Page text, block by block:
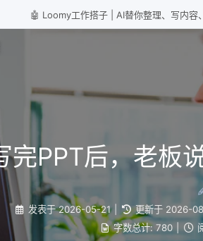
🤖 Loomy工作搭子 | AI替你整理、写内容
完PPT后，老板
发表于 2026-05-21 更新于 2026-
字数总计: 780